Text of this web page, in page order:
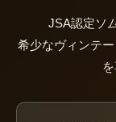
JSA認定ソ
希少なヴィンテ